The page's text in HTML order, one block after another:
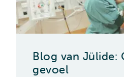
Blog van Jülide:
gevoel